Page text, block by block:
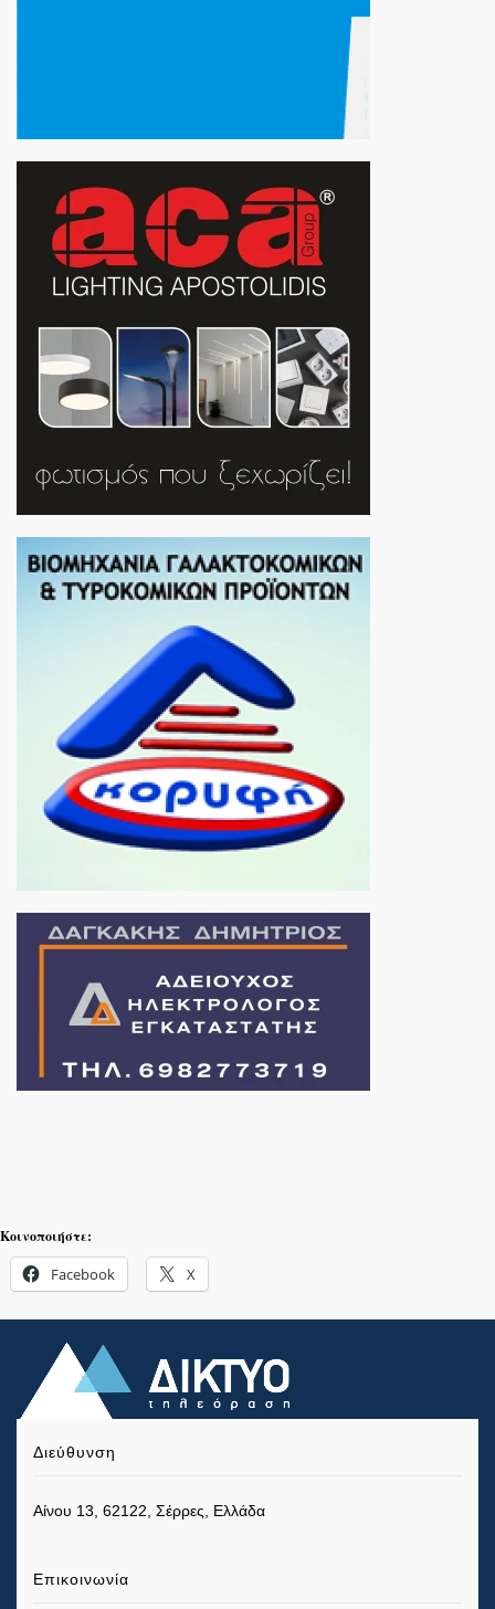
Κοινοποιήστε:
Facebook X
Διεύθυνση
Αίνου 13, 62122, Σέρρες, Ελλάδα
Επικοινωνία